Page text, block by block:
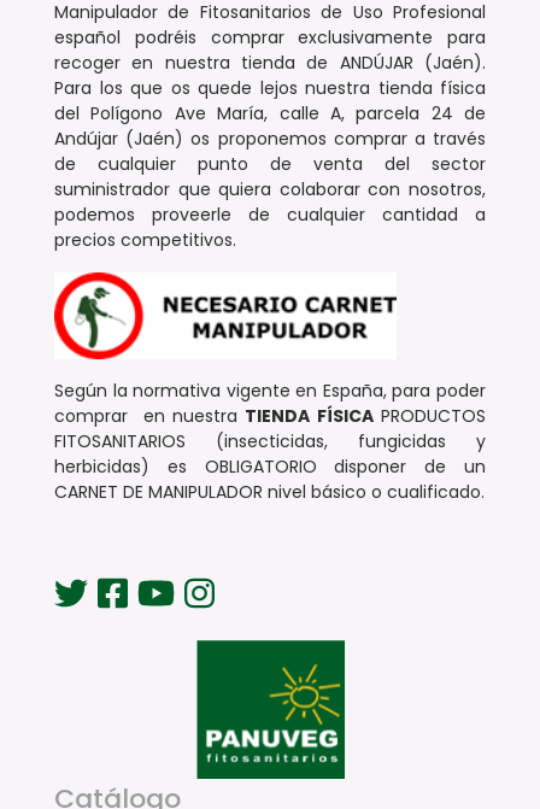
Manipulador de Fitosanitarios de Uso Profesional
español podréis comprar exclusivamente para
recoger en nuestra tienda de ANDÚJAR (Jaén).
Para los que os quede lejos nuestra tienda física
del Polígono Ave María, calle A, parcela 24 de
Andújar (Jaén) os proponemos comprar a través
de cualquier punto de venta del sector
suministrador que quiera colaborar con nosotros,
podemos proveerle de cualquier cantidad a
precios competitivos.
Según la normativa vigente en España, para poder
comprar en nuestra TIENDA FÍSICAPRODUCTOS
FITOSANITARIOS (insecticidas, fungicidas y
herbicidas) es OBLIGATORIO disponer de un
CARNET DE MANIPULADOR nivel básico o cualificado.
Catálogo